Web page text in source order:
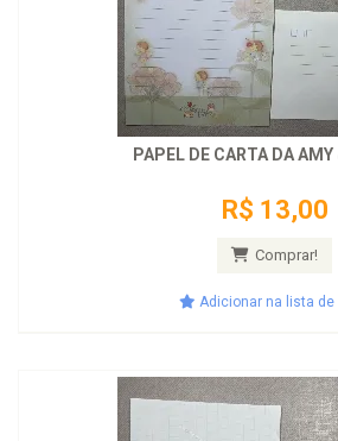
PAPEL DE CARTA DA
R$ 13,00
Comprar!
Adicionar na lista de